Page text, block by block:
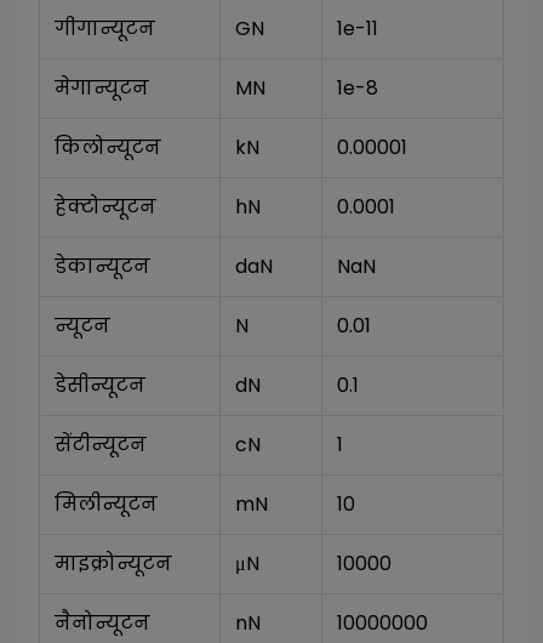
गीगान्यूटन GN 1e-11
मेगान्यूटन MN 1e-8
किलोन्यूटन kN 0.00001
हेक्टोन्यूटन hN 0.0001
डेकान्यूटन daN NaN
न्यूटन N 0.01
डेसीन्यूटन dN 0.1
सेंटीन्यूटन cN 1
मिलीन्यूटन mN 10
माइक्रोन्यूटन μN 10000
नैनोन्यूटन nN 10000000